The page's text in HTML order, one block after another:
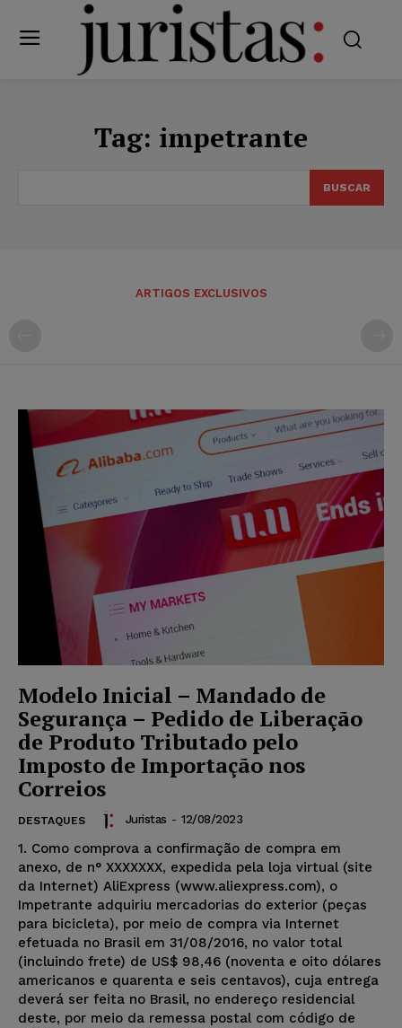
Tag: impetrante
BUSCAR
ARTIGOS EXCLUSIVOS
Modelo Inicial – Mandado de
Segurança – Pedido de Liberação
de Produto Tributado pelo
Imposto de Importação nos
Correios
DESTAQUES Juristas - 12/08/2023
1. Como comprova a confirmação de compra em
anexo, de n° XXXXXXX, expedida pela loja virtual (site
da Internet) AliExpress (www.aliexpress.com), o
Impetrante adquiriu mercadorias do exterior (peças
para bicicleta), por meio de compra via Internet
efetuada no Brasil em 31/08/2016, no valor total
(incluindo frete) de US$ 98,46 (noventa e oito dólares
americanos e quarenta e seis centavos), cuja entrega
deverá ser feita no Brasil, no endereço residencial
deste, por meio da remessa postal com código de